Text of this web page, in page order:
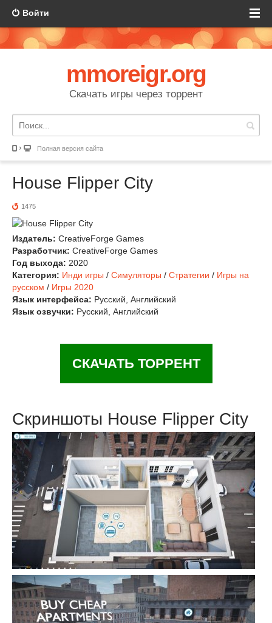
Войти
mmoreigr.org
Скачать игры через торрент
Полная версия сайта
House Flipper City
1475
Издатель: CreativeForge Games
Разработчик: CreativeForge Games
Год выхода: 2020
Категория: Инди игры / Симуляторы / Стратегии / Игры на
русском / Игры 2020
Язык интерфейса: Русский, Английский
Язык озвучки: Русский, Английский
СКАЧАТЬ ТОРРЕНТ
Скриншоты House Flipper City